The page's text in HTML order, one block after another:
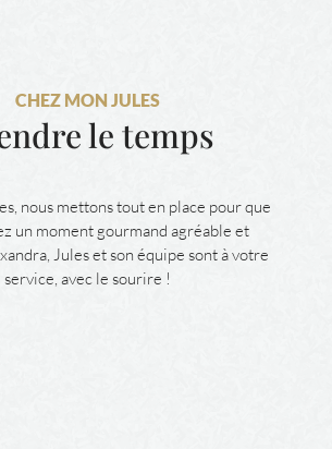
CHEZ MON JULES
le temps
nous mettons tout en place pour que
un moment gourmand agréable et
Jules et son équipe sont à votre
service, avec le sourire !